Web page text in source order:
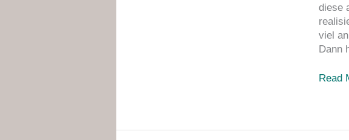
diese
viel
Dann
Read